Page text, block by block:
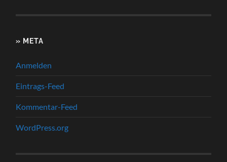
» META
Anmelden
Eintrags-Feed
Kommentar-Feed
WordPress.org